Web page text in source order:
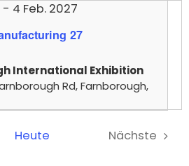
27
- 4 Feb. 2027
International Exhibition
Rd, Farnborough,
Heute
Nächste